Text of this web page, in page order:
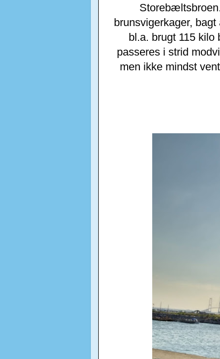
brunsvigerkager,
bl.a. brugt 115
passeres i strid
men ikke mindst